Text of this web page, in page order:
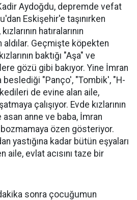
Aydoğdu, depremde vefat
Eskişehir'e taşınırken
hatıralarının
Geçmişte köpekten
baktığı "Aşa" ve
gözü gibi bakıyor. Yine İmran
"Panço', "Tombik', "H-
de evine alan aile,
çalışıyor. Evde kızlarının
asan anne ve baba, İmran
bozmamaya özen gösteriyor.
yastığına kadar bütün eşyaları
aile, evlat acısını taze bir
sonra çocuğumun